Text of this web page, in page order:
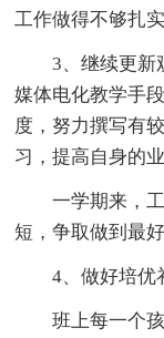
工作做得不够扎
3、继续更新观
媒体电化教学手
度，努力撰写有
习，提高自身的业
一学期来，工
短，争取做到最好
4、做好培优
班上每一个孩